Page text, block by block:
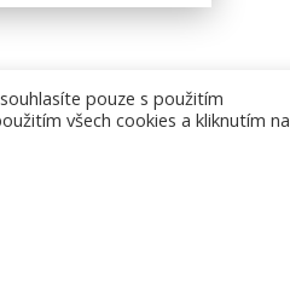
pouze s použitím
všech cookies a kliknutím na